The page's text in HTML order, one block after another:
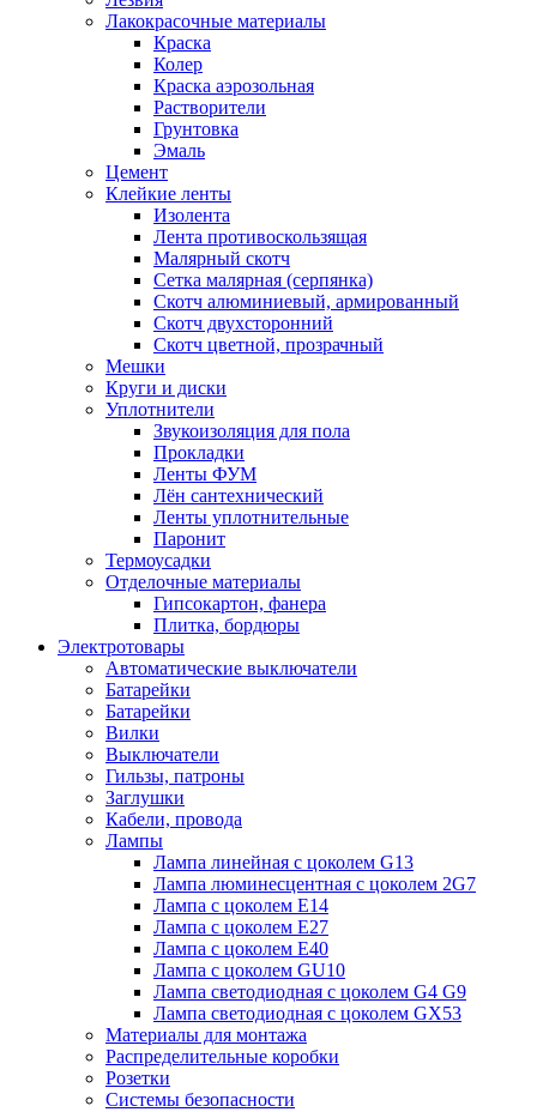
Лакокрасочные материалы
Краска
Колер
Краска аэрозольная
Растворители
Грунтовка
Эмаль
Цемент
Клейкие ленты
Изолента
Лента противоскользящая
Малярный скотч
Сетка малярная (серпянка)
Скотч алюминиевый, армированный
Скотч двухсторонний
Скотч цветной, прозрачный
Мешки
Круги и диски
Уплотнители
Звукоизоляция для пола
Прокладки
Ленты ФУМ
Лён сантехнический
Ленты уплотнительные
Паронит
Термоусадки
Отделочные материалы
Гипсокартон, фанера
Плитка, бордюры
Электротовары
Автоматические выключатели
Батарейки
Батарейки
Вилки
Выключатели
Гильзы, патроны
Заглушки
Кабели, провода
Лампы
Лампа линейная с цоколем G13
Лампа люминесцентная с цоколем 2G7
Лампа с цоколем E14
Лампа с цоколем E27
Лампа с цоколем E40
Лампа с цоколем GU10
Лампа светодиодная с цоколем G4 G9
Лампа светодиодная с цоколем GX53
Материалы для монтажа
Распределительные коробки
Розетки
Системы безопасности